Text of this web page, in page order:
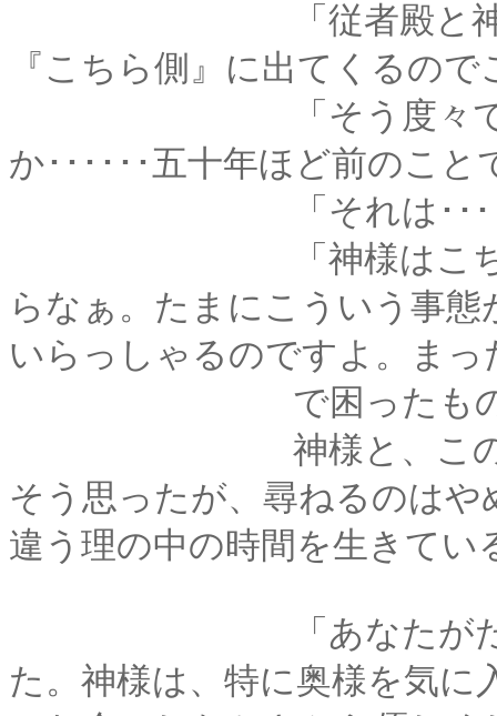
「従者殿と神様は、
『こちら側』に出てくるの
「そう度々ではあり
か･･････五十年ほど前のこと
「それは･･････確
「神様はこちら側が
らなぁ。たまにこういう事
いらっしゃるのですよ。ま
で困ったもの
神様と、この従者殿
そう思ったが、尋ねるのは
違う理の中の時間を生きてい
「あなたがた御夫妻
た。神様は、特に奥様を気に